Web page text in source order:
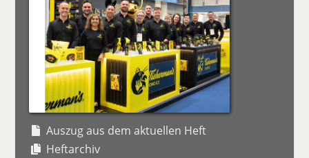
Auszug aus dem aktuellen Heft
Heftarchiv